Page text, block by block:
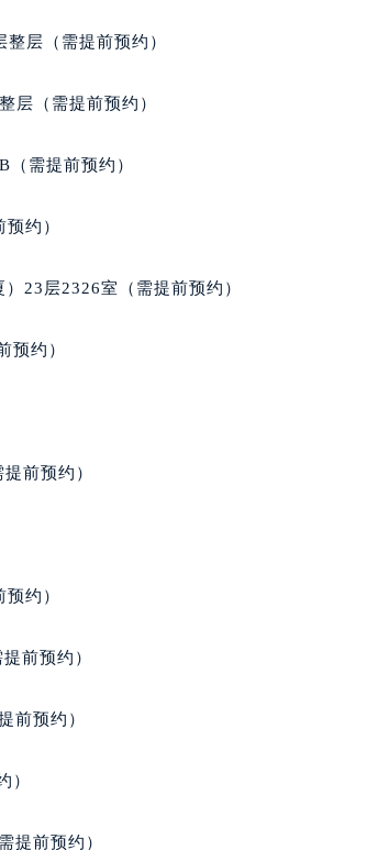
（需提前预约）
（需提前预约）
（需提前预约）
（需提前预约）
心（需提前预约）
蒂售后服务中心（需提前预约）
店1楼格拉苏蒂售后服务中心（需提前预约）
602室格拉苏蒂售后服务中心（需提前预约）
售后服务中心（需提前预约）
名表维修格拉苏蒂售后服务中心（需提前预约）
售后服务中心（需提前预约）
服务中心（需提前预约）
后服务中心（需提前预约）
售后服务中心（需提前预约）
层（需提前预约）
层（需提前预约）
需提前预约）
约）
23层2326室（需提前预约）
预约）
前预约）
约）
前预约）
前预约）
）
提前预约）